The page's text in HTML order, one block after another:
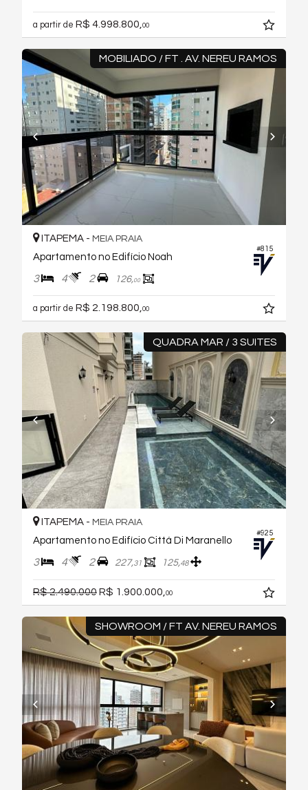
a partir de R$ 4.998.800, 00
MOBILIADO / FT . AV. NEREU RAMOS
#815
ITAPEMA - MEIA PRAIA
Apartamento no Edifício Noah
3 4 2 126,00
a partir de R$ 2.198.800, 00
QUADRA MAR / 3 SUITES
#925
ITAPEMA - MEIA PRAIA
Apartamento no Edifício Cittá Di Maranello
3 4 2 227,31 125,48
R$ 2.490.000R$ 1.900.000, 00
SHOWROOM / FT AV. NEREU RAMOS